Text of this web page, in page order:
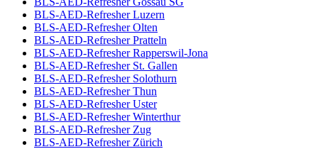
BLS-AED-Refresher Luzern
BLS-AED-Refresher Olten
BLS-AED-Refresher Pratteln
BLS-AED-Refresher Rapperswil-Jona
BLS-AED-Refresher St. Gallen
BLS-AED-Refresher Solothurn
BLS-AED-Refresher Thun
BLS-AED-Refresher Uster
BLS-AED-Refresher Winterthur
BLS-AED-Refresher Zug
BLS-AED-Refresher Zürich